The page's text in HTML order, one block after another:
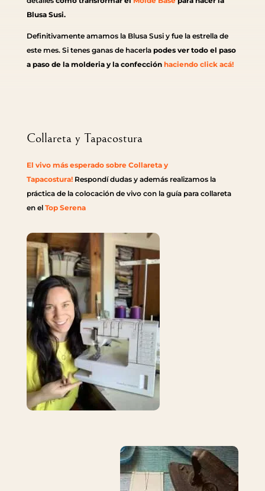
Blusa Susi.
Definitivamente amamos la Blusa Susi y fue la estrella de
este mes. Si tenes ganas de hacerla podes ver todo el paso
a paso de la molderia y la confección haciendo click acá!
Collareta y Tapacostura
El vivo más esperado sobre Collareta y
Tapacostura! Respondí dudas y además realizamos la
práctica de la colocación de vivo con la guía para collareta
en el Top Serena